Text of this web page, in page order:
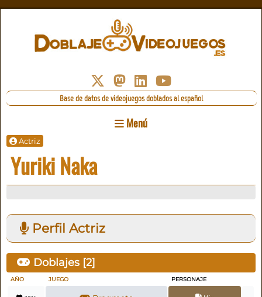
Base de datos de videojuegos doblados al español
Menú
Actriz
Yuriki Naka
Perfil Actriz
Doblajes [2]
AÑO JUEGO PERSONAJE